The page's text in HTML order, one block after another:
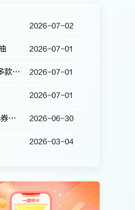
2026-07-02
2026-07-01
选 2026-07-01
2026-07-01
民生银行借记卡首次绑定抖音支付 有机会获得168元券包+5元立减券 2026-06-30
2026-03-04